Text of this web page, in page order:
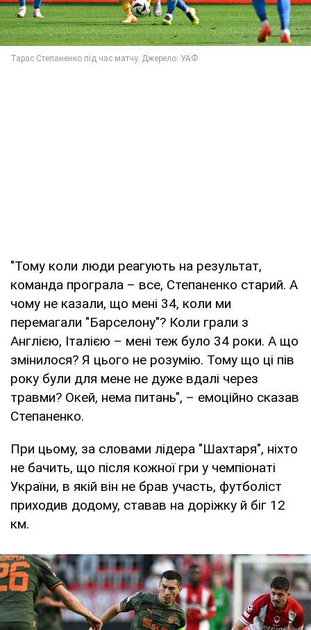
"Тому коли люди реагують на результат,
команда програла – все, Степаненко старий. А
чому не казали, що мені 34, коли ми
перемагали "Барселону"? Коли грали з
Англією, Італією – мені теж було 34 роки. А що
змінилося? Я цього не розумію. Тому що ці пів
року були для мене не дуже вдалі через
травми? Окей, нема питань", – емоційно сказав
Степаненко.
При цьому, за словами лідера "Шахтаря", ніхто
не бачить, що після кожної гри у чемпіонаті
України, в якій він не брав участь, футболіст
приходив додому, ставав на доріжку й біг 12
км.